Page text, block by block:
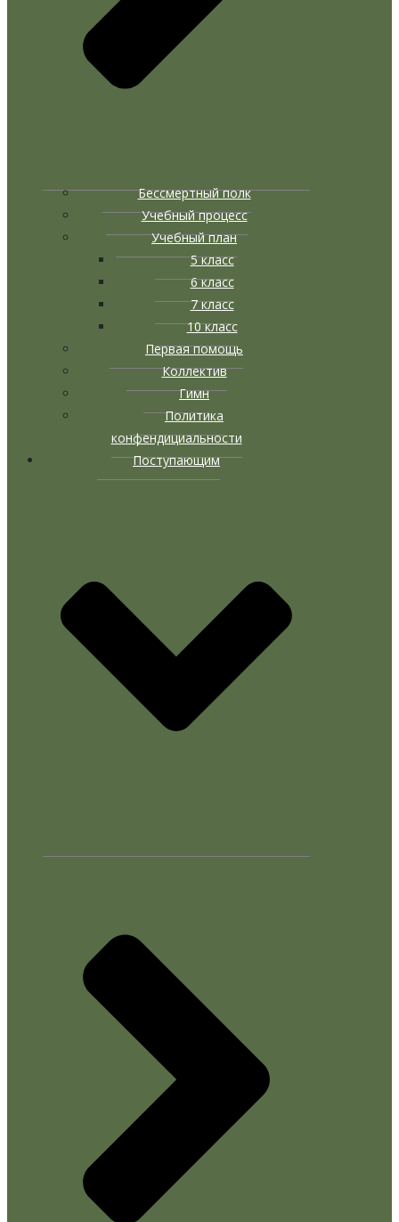
Бессмертный полк
Учебный процесс
Учебный план
5 класс
6 класс
7 класс
10 класс
Первая помощь
Коллектив
Гимн
Политика
конфендициальности
Поступающим